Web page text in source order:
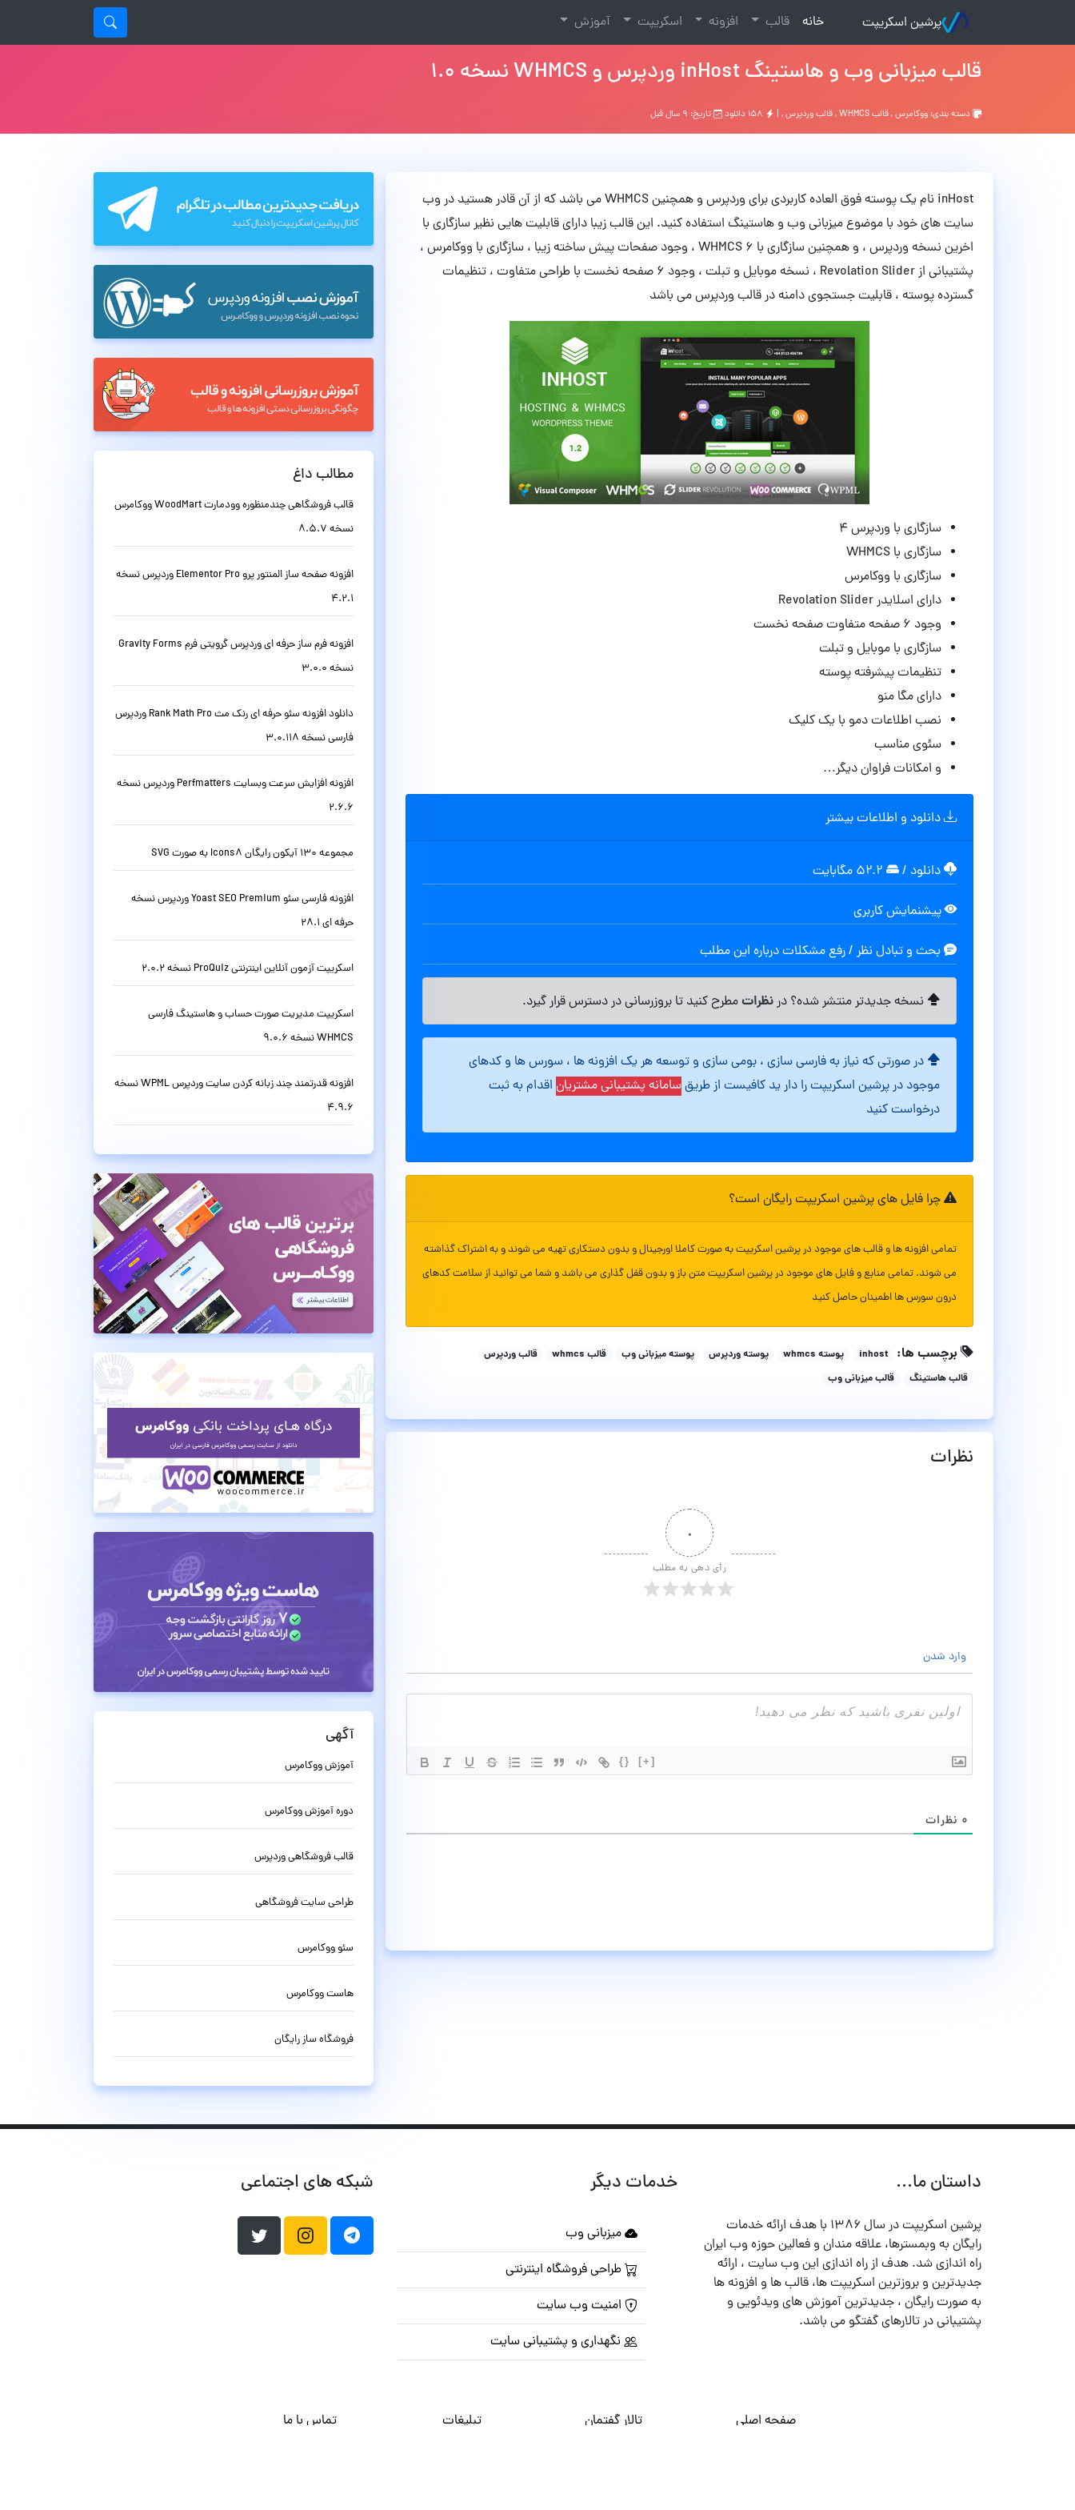
پرشین اسکریپت خانه
(current) قالب افزونه اسکریپت آموزش
قالب میزبانی وب و هاستینگ inHost وردپرس و WHMCS نسخه 1.0
دسته بندی: ووکامرس,قالب WHMCS ,قالب وردپرس, | تاریخ: ۹ سال قبل
inHost نام یک پوسته فوق العاده کاربردی برای وردپرس و همچنین WHMCS می باشد که از آن قادر هستید در وب
سایت های خود با موضوع میزبانی وب و هاستینگ استفاده کنید. این قالب زیبا دارای قابلیت هایی نظیر سازگاری با
اخرین نسخه وردپرس ، و همچنین سازگاری با WHMCS 6 ، وجود صفحات پیش ساخته زیبا ، سازگاری با ووکامرس ،
پشتیبانی از Revolation Slider ، نسخه موبایل و تبلت ، وجود 6 صفحه نخست با طراحی متفاوت ، تنظیمات
گسترده پوسته ، قابلیت جستجوی دامنه در قالب وردپرس می باشد
سازگاری با وردپرس ۴
سازگاری با WHMCS
سازگاری با ووکامرس
دارای اسلایدر Revolation Slider
وجود ۶ صفحه متفاوت صفحه نخست
سازگاری با موبایل و تبلت
تنظیمات پیشرفته پوسته
دارای مگا منو
نصب اطلاعات دمو با یک کلیک
سئوی مناسب
و امکانات فراوان دیگر…
دانلود و اطلاعات بیشتر
دانلود /
پیشنمایش کاربری
بحث و تبادل نظر / رفع مشکلات درباره این مطلب
نسخه جدیدتر منتشر شده؟ درنظراتمطرح کنید تا بروزرسانی در دسترس قرار گیرد.
در صورتی که نیاز به فارسی سازی ، بومی سازی و توسعه هر یک افزونه ها ، سورس ها و کدهای
موجود در پرشین اسکریپت را دار ید کافیست از طریقسامانه پشتیبانی مشتریان اقدام به ثبت
درخواست کنید
چرا فایل های پرشین اسکریپت رایگان است؟
تمامی افزونه ها و قالب های موجود در پرشین اسکریپت به صورت کاملا اورجینال و بدون دستکاری تهیه می شوند و به اشتراک گذاشته
می شوند. تمامی منابع و فایل های موجود در پرشین اسکریپت متن باز و بدون قفل گذاری می باشد و شما می توانید از سلامت کدهای
درون سورس ها اطمینان حاصل کنید
برچسب ها: inhost پوسته whmcs پوسته وردپرس پوسته میزبانی وب قالب whmcs
قالب وردپرس
قالب هاستینگ
قالب میزبانی وب
نظرات
۰
رأی دهی به مطلب
وارد شدن
{} [+]
۰ نظرات
مطالب داغ
قالب فروشگاهی چندمنظوره وودمارت WoodMart ووکامرس
نسخه 8.5.7
افزونه صفحه ساز المنتور پرو Elementor Pro وردپرس نسخه
4.2.1
افزونه فرم ساز حرفه ای وردپرس گرویتی فرم Gravity Forms
نسخه 3.0.0
دانلود افزونه سئو حرفه ای رنک مث Rank Math Pro وردپرس
فارسی نسخه 3.0.118
افزونه افزایش سرعت وبسایت Perfmatters وردپرس نسخه
2.6.6
مجموعه 130 آیکون رایگان Icons8 به صورت SVG
افزونه فارسی سئو Yoast SEO Premium وردپرس نسخه
حرفه ای 28.1
اسکریپت آزمون آنلاین اینترنتی ProQuiz نسخه 2.0.2
اسکریپت مدیریت صورت حساب و هاستینگ فارسی
WHMCS نسخه 9.0.6
افزونه قدرتمند چند زبانه کردن سایت وردپرس WPML نسخه
4.9.6
آگهی
آموزش ووکامرس
دوره آموزش ووکامرس
قالب فروشگاهی وردپرس
طراحی سایت فروشگاهی
سئو ووکامرس
هاست ووکامرس
فروشگاه ساز رایگان
داستان ما...
پرشین اسکریپت در سال ۱۳۸۶ با هدف ارائه خدمات
رایگان به وبمسترها، علاقه مندان و فعالین حوزه وب ایران
راه اندازی شد. هدف از راه اندازی این وب سایت ، ارائه
جدیدترین و بروزترین اسکریپت ها، قالب ها و افزونه ها
به صورت رایگان ، جدیدترین آموزش های ویدئویی و
پشتیبانی در تالارهای گفتگو می باشد.
خدمات دیگر
میزبانی وب
طراحی فروشگاه اینترنتی
امنیت وب سایت
نگهداری و پشتیبانی سایت
شبکه های اجتماعی
صفحه اصلی تالار گفتمان تبلیغات تماس با ما